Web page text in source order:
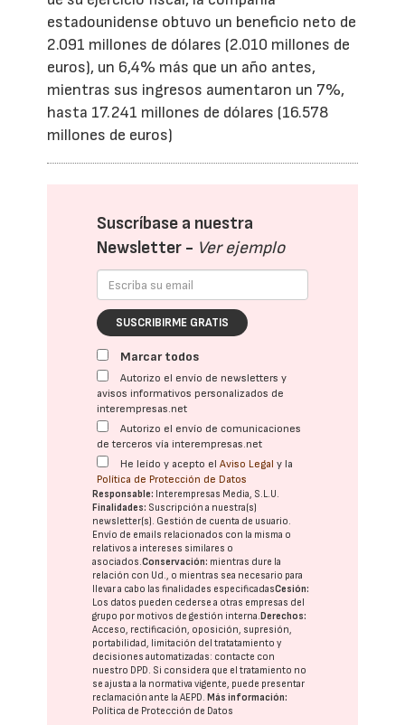
estadounidense obtuvo un beneficio neto de
2.091 millones de dólares (2.010 millones de
euros), un 6,4% más que un año antes,
mientras sus ingresos aumentaron un 7%,
hasta 17.241 millones de dólares (16.578
millones de euros)
Suscríbase a nuestra
Newsletter - Ver ejemplo
SUSCRIBIRME GRATIS
Marcar todos
Autorizo el envío de newsletters y
avisos informativos personalizados de
interempresas.net
Autorizo el envío de comunicaciones
de terceros vía interempresas.net
He leído y acepto elAviso Legal y la
Política de Protección de Datos
Responsable: Interempresas Media, S.L.U.
Finalidades: Suscripción a nuestra(s)
newsletter(s). Gestión de cuenta de usuario.
Envío de emails relacionados con la misma o
relativos a intereses similares o
asociados.Conservación: mientras dure la
relación con Ud., o mientras sea necesario para
llevar a cabo las finalidades especificadasCesión:
Los datos pueden cederse a otras empresas del
grupo por motivos de gestión interna. Derechos:
Acceso, rectificación, oposición, supresión,
portabilidad, limitación del tratatamiento y
decisiones automatizadas: contacte con
nuestro DPD. Si considera que el tratamiento no
se ajusta a la normativa vigente, puede presentar
reclamación ante laAEPD. Más información:
Política de Protección de Datos